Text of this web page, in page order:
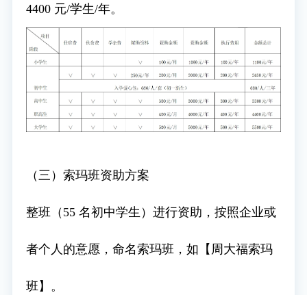
4400 元/学生/年。
（三）索玛班资助方案
整班（55 名初中学生）进行资助，按照企业或
者个人的意愿，命名索玛班，如【周大福索玛
班】。